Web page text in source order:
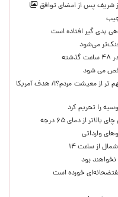
شریف پس از امضای توافق
خنک‌تر می‌شود
می شود
از معیشت مردم؟!/ هدف آمریکا
از دمای ۶۵ درجه
وارداتی
از ساعت ۱۴
نخواهند بود
خورده است